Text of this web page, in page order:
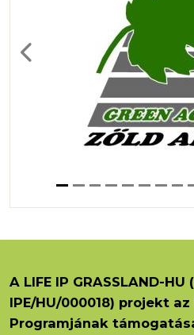
Previous
A LIFE IP GRASSLAND-HU
IPE/HU/000018) projekt az
Programjának